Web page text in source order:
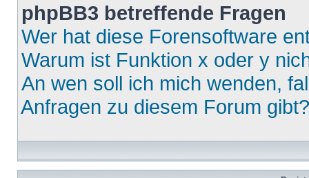
phpBB3 betreffende Fragen
Wer hat diese Forensoftware
Warum ist Funktion x oder y
An wen soll ich mich wenden,
Anfragen zu diesem Forum gibt?